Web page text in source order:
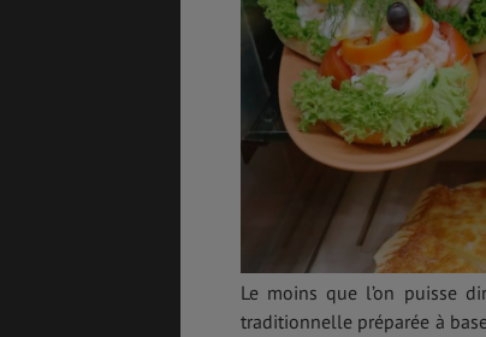
Le moins que l’on puisse
traditionnelle préparée à